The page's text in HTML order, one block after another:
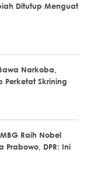
Ditutup Menguat
Narkoba,
Perketat Skrining
Raih Nobel
Prabowo, DPR: Ini